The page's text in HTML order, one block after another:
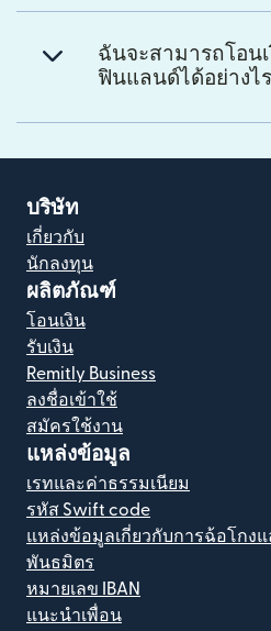
ฉันจะสามารถโอน
ฟินแลนด์ได้อย่างไ
บริษัท
เกี่ยวกับ
นักลงทุน
ผลิตภัณฑ์
โอนเงิน
รับเงิน
Remitly Business
ลงชื่อเข้าใช้
สมัครใช้งาน
แหล่งข้อมูล
เรทและค่าธรรมเนียม
รหัส Swift code
แหล่งข้อมูลเกี่ยวกับการฉ้อโกง
พันธมิตร
หมายเลข IBAN
แนะนำเพื่อน